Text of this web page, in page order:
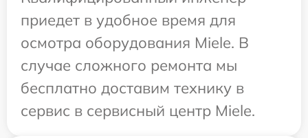
приедет в удобное время для
осмотра оборудования Miele. В
случае сложного ремонта мы
бесплатно доставим технику в
сервис в сервисный центр Miele.